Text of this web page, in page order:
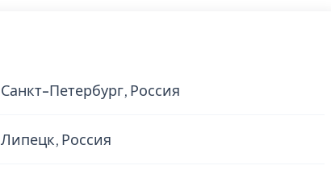
Санкт-Петербург, Россия
Липецк, Россия